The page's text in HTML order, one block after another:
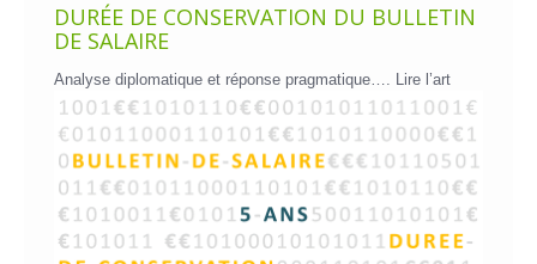
DURÉE DE CONSERVATION DU BULLETIN
DE SALAIRE
Analyse diplomatique et réponse pragmatique…. Lire l’art